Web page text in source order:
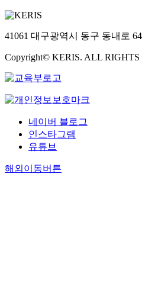
41061 대구광역시 동구 동내로
Copyright© KERIS. ALL RIGHTS
네이버 블로그
인스타그램
유튜브
해외이동버튼